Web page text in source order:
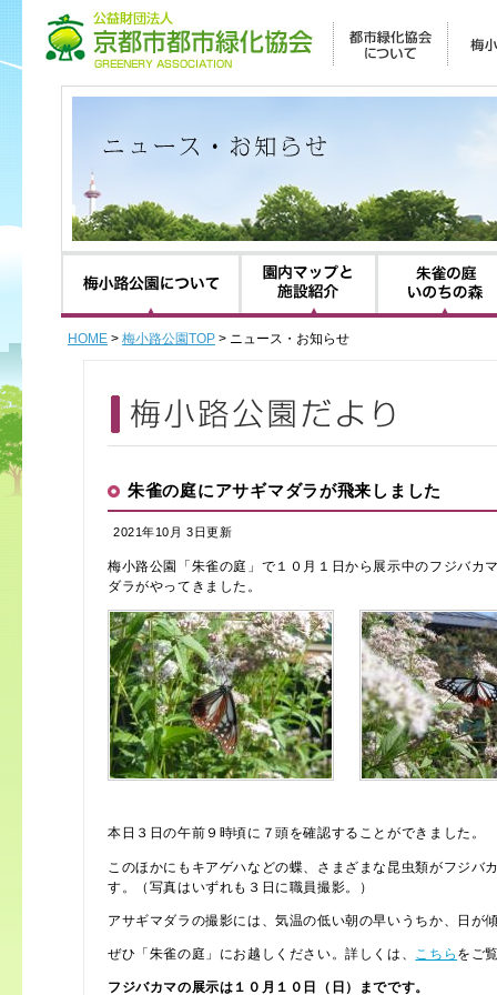
HOME > 梅小路公園TOP > ニュース・お知らせ
朱雀の庭にアサギマダラが飛来しました
2021年10月 3日更新
梅小路公園「朱雀の庭」で１０月１日から展示中のフジバカ
ダラがやってきました。
本日３日の午前９時頃に７頭を確認することができました。
このほかにもキアゲハなどの蝶、さまざまな昆虫類がフジバ
す。（写真はいずれも３日に職員撮影。）
アサギマダラの撮影には、気温の低い朝の早いうちか、日が
ぜひ「朱雀の庭」にお越しください。詳しくは、 こちら をご
フジバカマの展示は１０月１０日（日）までです。
梅小路公園について